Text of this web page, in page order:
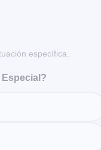
específica.